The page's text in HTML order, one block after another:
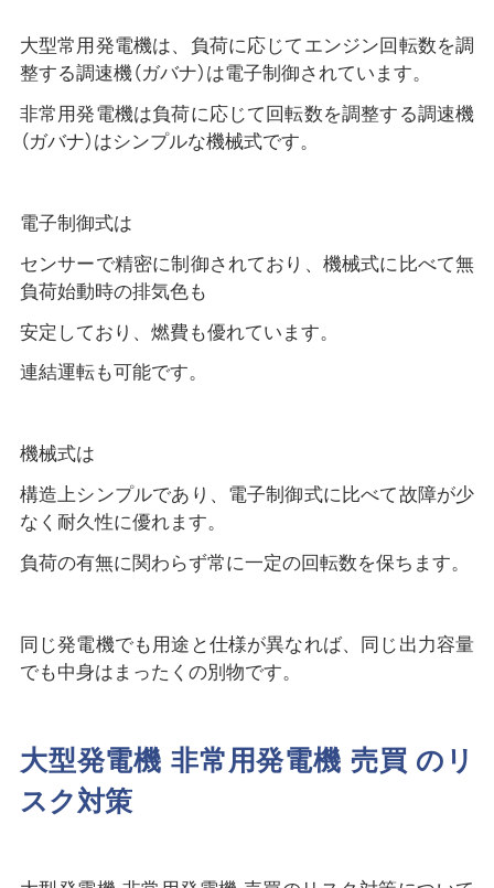
大型常用発電機は、負荷に応じてエンジン回転数を調
整する調速機（ガバナ）は電子制御されています。
非常用発電機は負荷に応じて回転数を調整する調速機
（ガバナ）はシンプルな機械式です。
電子制御式は
センサーで精密に制御されており、機械式に比べて無
負荷始動時の排気色も
安定しており、燃費も優れています。
連結運転も可能です。
機械式は
構造上シンプルであり、電子制御式に比べて故障が少
なく耐久性に優れます。
負荷の有無に関わらず常に一定の回転数を保ちます。
同じ発電機でも用途と仕様が異なれば、同じ出力容量
でも中身はまったくの別物です。
大型発電機 非常用発電機 売買 のリ
スク対策